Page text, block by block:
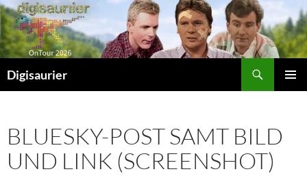
Zum
Inhalt
springen
Digisaurier
BLUESKY-POST SAMT BILD
UND LINK (SCREENSHOT)